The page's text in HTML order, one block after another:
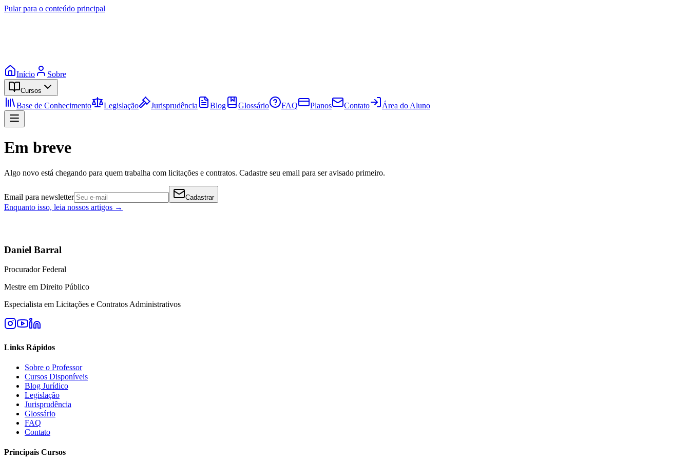
Pular para o conteúdo principal
Início Sobre
Cursos
Base de Conhecimento Legislação Jurisprudência Blog Glossário FAQ Planos Contato Área do Aluno
Em breve
Algo novo está chegando para quem trabalha com licitações e contratos. Cadastre seu email para ser avisado primeiro.
Email para newsletter Cadastrar
Enquanto isso, leia nossos artigos →
Daniel Barral
Procurador Federal
Mestre em Direito Público
Especialista em Licitações e Contratos Administrativos
Links Rápidos
Sobre o Professor
Cursos Disponíveis
Blog Jurídico
Legislação
Jurisprudência
Glossário
FAQ
Contato
Principais Cursos